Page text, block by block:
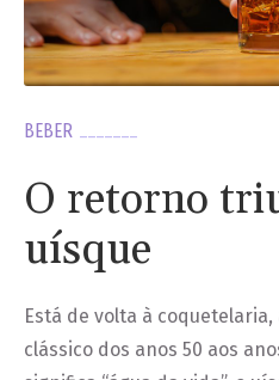
BEBER
O retorno
uísque
Está de volta à
clássico dos anos 50 aos